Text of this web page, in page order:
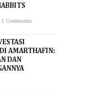
Comments
AMARTHAFIN:
DAN